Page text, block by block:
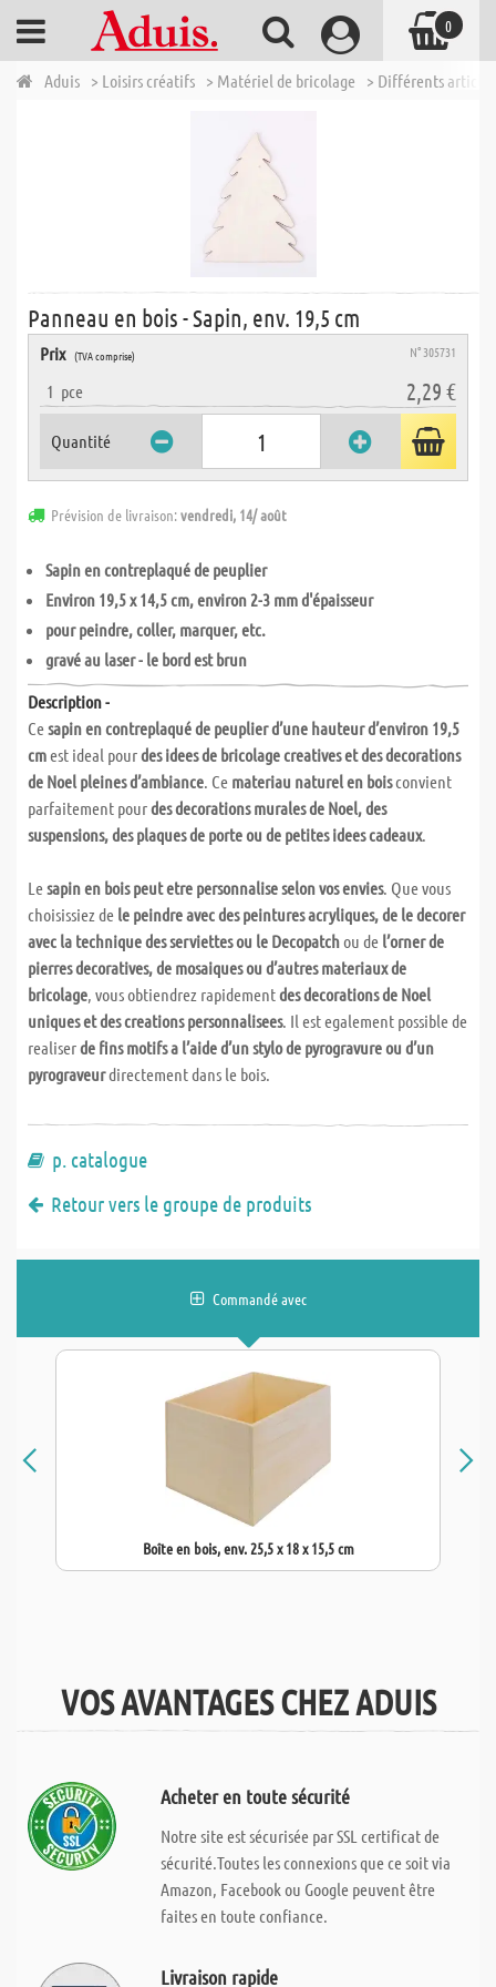
Aduis > Loisirs créatifs > Matériel de bricolage > Différents
Panneau en bois - Sapin, env. 19,5 cm
Prix (TVA comprise) N° 305731
1 pce 2,29 €
Quantité
Prévision de livraison:vendredi, 14/ août
Sapin en contreplaqué de peuplier
Environ 19,5 x 14,5 cm, environ 2-3 mm d'épaisseur
pour peindre, coller, marquer, etc.
gravé au laser - le bord est brun
Description -
Cesapin en contreplaqué de peuplier d’une hauteur d’environ 19,5
cmest ideal pourdes idees de bricolage creatives et des decorations
de Noel pleines d’ambiance. Ce materiau naturel en boisconvient
parfaitement pourdes decorations murales de Noel, des
suspensions, des plaques de porte ou de petites idees cadeaux.
Lesapin en bois peut etre personnalise selon vos envies. Que vous
choisissiez de le peindre avec des peintures acryliques, de le decorer
avec la technique des serviettes ou le Decopatchou de l’orner de
pierres decoratives, de mosaiques ou d’autres materiaux de
bricolage, vous obtiendrez rapidementdes decorations de Noel
uniques et des creations personnalisees. Il est egalement possible de
realiserde fins motifs a l’aide d’un stylo de pyrogravure ou d’un
pyrograveurdirectement dans le bois.
p. catalogue
Retour vers le groupe de produits
Commandé avec
Boîte en bois, env. 25,5 x 18 x 15,5 cm
VOS AVANTAGES CHEZ ADUIS
Acheter en toute sécurité
Notre site est sécurisée par SSL certificat de
sécurité.Toutes les connexions que ce soit via
Amazon, Facebook ou Google peuvent être
faites en toute confiance.
Livraison rapide
0